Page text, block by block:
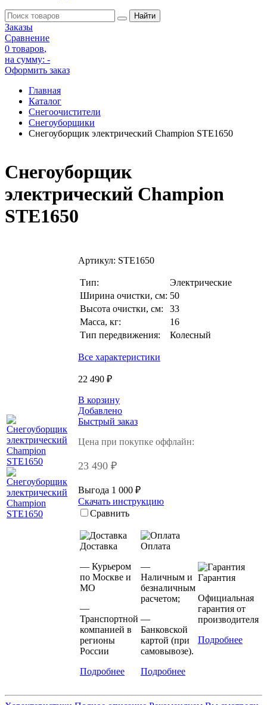
Заказы
Сравнение
0 товаров,
на сумму: -
Оформить заказ
Главная
Каталог
Снегоочистители
Снегоуборщики
Снегоуборщик электрический Champion STE1650
Снегоуборщик
электрический Champion
STE1650
Артикул: STE1650
Тип:
Электрические
Ширина очистки, см: 50
Высота очистки, см:
33
Масса, кг:
16
Тип передвижения:
Колесный
Все характеристики
22 490 ₽
В корзину
Добавлено
Быстрый заказ
Цена при покупке оффлайн:
23 490 ₽
Выгода 1 000 ₽
Скачать инструкцию
Сравнить
Доставка
— Курьером
по Москве и
МО
—
Транспортной
компанией в
регионы
России
Подробнее
Оплата
—
Наличным и
безналичным
расчетом;
—
Банковской
картой (при
самовывозе).
Подробнее
Гарантия
Официальная
гарантия от
производителя
Подробнее